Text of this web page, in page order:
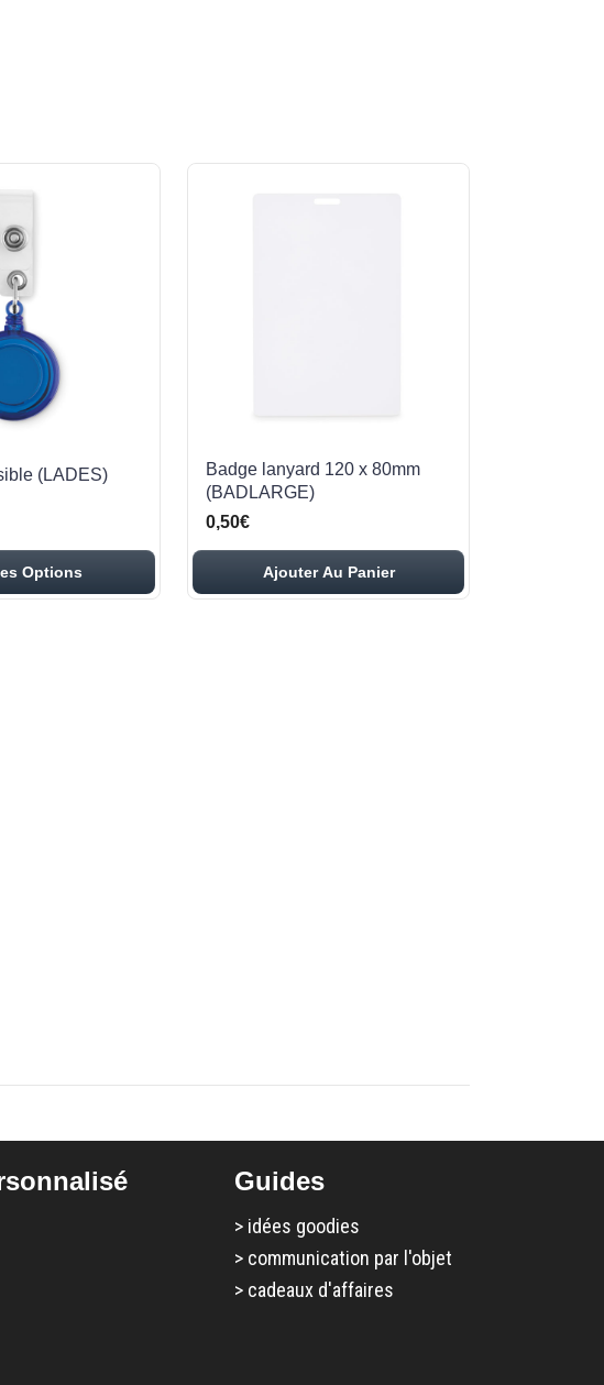
(LADES)
Options
Badge lanyard 120 x 80mm
(BADLARGE)
0,50€
Ajouter Au Panier
Guides
> idées goodies
> communication par l'objet
> cadeaux d'affaires